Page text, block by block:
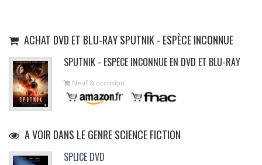
ACHAT DVD ET BLU-RAY SPUTNIK - ESPÈCE INCONNUE
SPUTNIK - ESPÈCE INCONNUE EN DVD ET BLU-RAY
Neuf & occasion
A VOIR DANS LE GENRE SCIENCE FICTION
SPLICE DVD